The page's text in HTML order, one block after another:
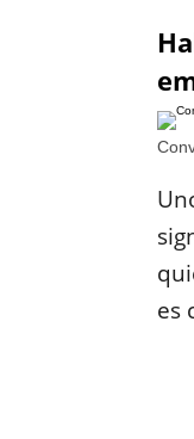
es